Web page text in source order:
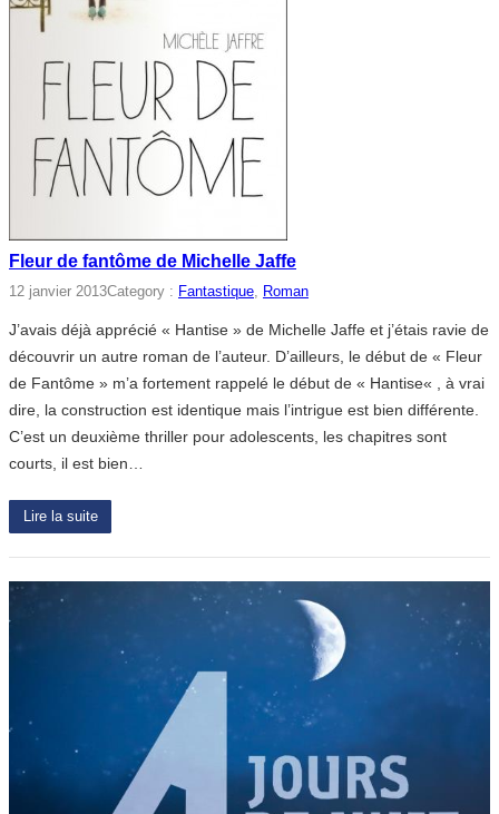
Fleur de fantôme de Michelle Jaffe
12 janvier 2013Category : Fantastique, Roman
J’avais déjà apprécié « Hantise » de Michelle Jaffe et j’étais ravie de
découvrir un autre roman de l’auteur. D’ailleurs, le début de « Fleur
de Fantôme » m’a fortement rappelé le début de « Hantise« , à vrai
dire, la construction est identique mais l’intrigue est bien différente.
C’est un deuxième thriller pour adolescents, les chapitres sont
courts, il est bien…
Lire la suite